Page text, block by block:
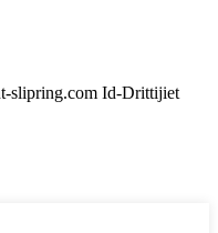
slipring.com Id-Drittijiet